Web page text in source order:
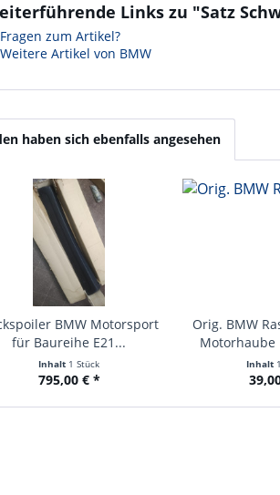
Links zu "Satz
Fragen zum Artikel?
Weitere Artikel von BMW
haben sich ebenfalls angesehen
BMW Motorsport
für Baureihe E21...
Inhalt 1 Stück
795,00 € *
Orig. BMW
Motorhaube
Inhalt